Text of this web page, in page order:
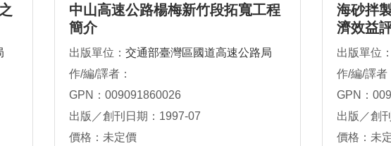
中山高速公路楊梅新竹段拓寬工程
簡介
出版單位： 交通部臺灣區國道高速公路局
作/編/譯者：
GPN：009091860026
出版／創刊日期：1997-07
價格：未定價
海砂拌
濟效益
出版單位：
作/編/譯者
GPN：
出版／創
價格：未